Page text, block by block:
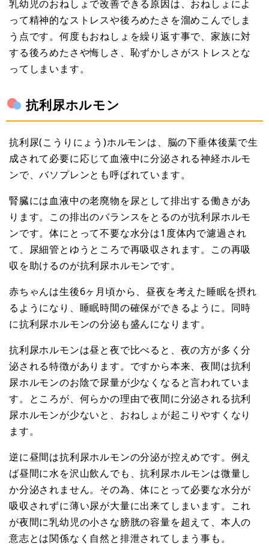
乳幼児のおねしょで改善できる原因は、おねしょによ
って精神的なストレスや後ろめたさを溜めこんでしま
う点です。何度もおねしょを繰り返す事で、家族に対
する後ろめたさや悔しさ、恥ずかしさがストレスとな
ってしまいます。
抗利尿ホルモン
抗利尿(こうりにょう)ホルモンは、脳の下垂体後葉で生
成されて必要に応じて血液中に分泌される神経ホルモ
ンで、バソプレンとも呼ばれています。
腎臓には血液中の老廃物を尿として排出する働きがあ
ります。この排出のバランスをとるのが抗利尿ホルモ
ンです。体にとって不要な水分は1度体内で濾過され
て、尿細管とゆうところで再吸収されます。この再吸
収を助けるのが抗利尿ホルモンです。
赤ちゃんは生後6ヶ月頃から、昼夜を考えた睡眠を摂れ
るようになり、睡眠時間の確保ができるように。同時
に抗利尿ホルモンの分泌も盛んになります。
抗利尿ホルモンは昼と夜で比べると、夜の方が多く分
泌される特徴があります。ですから本来、夜間は抗利
尿ホルモンのお陰で尿量が少なくなると言われていま
す。ところが、何らかの理由で夜間に分泌される抗利
尿ホルモンが少ないと、おねしょが起こりやすくなり
ます。
逆に昼間は抗利尿ホルモンの分泌が控えめです。例え
ば昼間に水を沢山飲んでも、抗利尿ホルモンは微量し
か分泌されません。その為、体にとって必要な水分が
吸収されずに薄い尿が大量に出来てしまいます。これ
が夜間に乳幼児の小さな膀胱の容量を超えて、本人の
意志とは関係なく自然と排泄されてしまう事も。